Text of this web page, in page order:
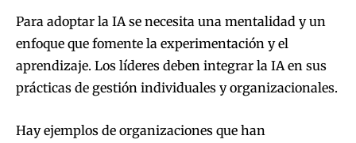
Para adoptar la IA se necesita una mentalidad y un
enfoque que fomente la experimentación y el
aprendizaje. Los líderes deben integrar la IA en sus
prácticas de gestión individuales y organizacionales.
Hay ejemplos de organizaciones que han